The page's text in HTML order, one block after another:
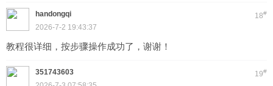
18#
handongqi
2026-7-2 19:43:37
教程很详细，按步骤操作成功了，谢谢！
19#
351743603